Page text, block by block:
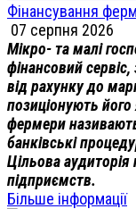
Фінансування
07 серпня 2026
Мікро- та малі
фінансовий
від рахунку до
позиціонують
фермери
банківські
Цільова
підприємств.
Більше інформації